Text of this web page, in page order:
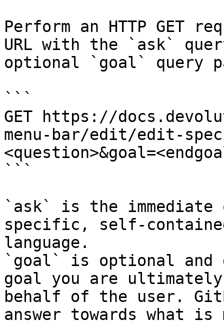
Perform an HTTP GET
URL with the `ask`
optional `goal` query
```
GET https://
menu-bar/edit/edit-
```
`ask` is the
specific, self-
language.
`goal` is optional and
goal you are
behalf of the user.
answer towards what